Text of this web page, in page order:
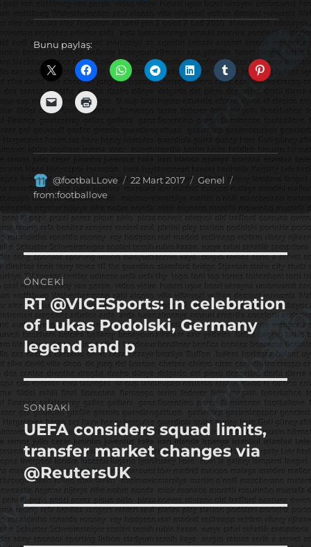
Bunu paylaş:
Yazar
@footbaLLove
Yayın
tarihi
22 Mart 2017 Kategoriler
Genel
from:footballove
Yazı
gezinmesi
ÖNCEKI
Önceki
yazı:
RT @VICESports: In celebration
of Lukas Podolski, Germany
legend and p
SONRAKI
Sonraki
yazı:
UEFA considers squad limits,
transfer market changes via
@ReutersUK